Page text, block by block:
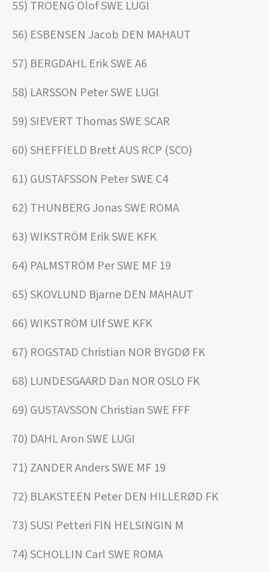
55) TROENG Olof SWE LUGI
56) ESBENSEN Jacob DEN MAHAUT
57) BERGDAHL Erik SWE A6
58) LARSSON Peter SWE LUGI
59) SIEVERT Thomas SWE SCAR
60) SHEFFIELD Brett AUS RCP (SCO)
61) GUSTAFSSON Peter SWE C4
62) THUNBERG Jonas SWE ROMA
63) WIKSTRÖM Erik SWE KFK
64) PALMSTRÖM Per SWE MF 19
65) SKOVLUND Bjarne DEN MAHAUT
66) WIKSTRÖM Ulf SWE KFK
67) ROGSTAD Christian NOR BYGDØ FK
68) LUNDESGAARD Dan NOR OSLO FK
69) GUSTAVSSON Christian SWE FFF
70) DAHL Aron SWE LUGI
71) ZANDER Anders SWE MF 19
72) BLAKSTEEN Peter DEN HILLERØD FK
73) SUSI Petteri FIN HELSINGIN M
74) SCHOLLIN Carl SWE ROMA